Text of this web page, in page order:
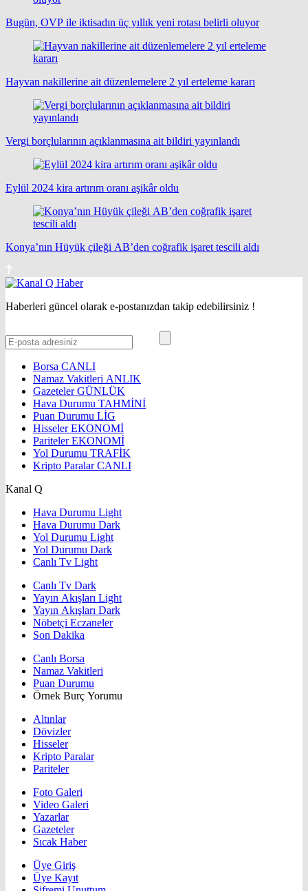
Bugün, OVP ile iktisadın üç yıllık yeni rotası belirli oluyor
Hayvan nakillerine ait düzenlemelere 2 yıl erteleme kararı
Vergi borçlularının açıklanmasına ait bildiri yayınlandı
Eylül 2024 kira artırım oranı aşikâr oldu
Konya’nın Hüyük çileği AB’den coğrafik işaret tescili aldı
Haberleri güncel olarak e-postanızdan takip edebilirsiniz !
Borsa CANLI
Namaz Vakitleri ANLIK
GazetelerGÜNLÜK
Hava Durumu TAHMİNİ
Puan Durumu LİG
HisselerEKONOMİ
ParitelerEKONOMİ
Yol Durumu TRAFİK
Kripto ParalarCANLI
Kanal Q
Hava Durumu Light
Hava Durumu Dark
Yol Durumu Light
Yol Durumu Dark
Canlı Tv Light
Canlı Tv Dark
Yayın Akışları Light
Yayın Akışları Dark
Nöbetçi Eczaneler
Son Dakika
Canlı Borsa
Namaz Vakitleri
Puan Durumu
Örnek Burç Yorumu
Altınlar
Dövizler
Hisseler
Kripto Paralar
Pariteler
Foto Galeri
Video Galeri
Yazarlar
Gazeteler
Sıcak Haber
Üye Giriş
Üye Kayıt